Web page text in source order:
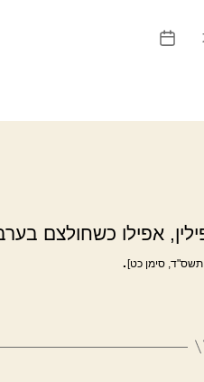
תאריך
אפילו כשחולצם
תשס"ד, סימן כט]